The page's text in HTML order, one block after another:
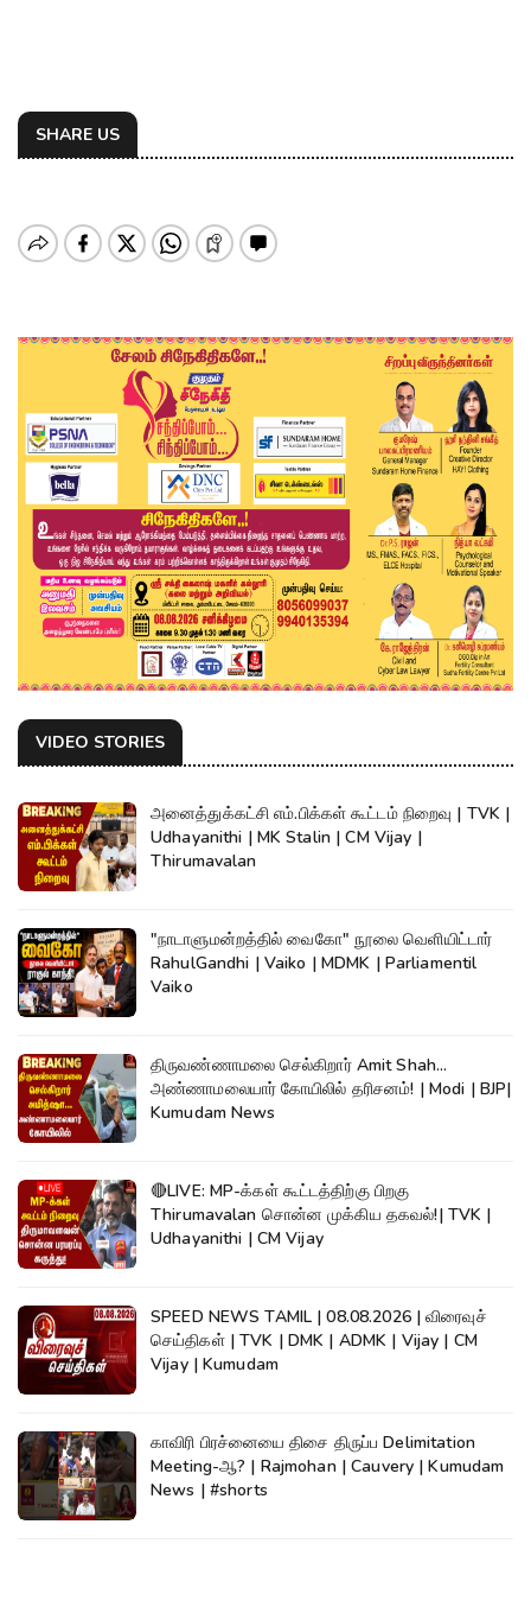
SHARE US
VIDEO STORIES
அனைத்துக்கட்சி எம்.பிக்கள் கூட்டம் நிறைவு | TVK |
Udhayanithi | MK Stalin | CM Vijay |
Thirumavalan
"நாடாளுமன்றத்தில் வைகோ" நூலை வெளியிட்டார்
RahulGandhi | Vaiko | MDMK | Parliamentil
Vaiko
திருவண்ணாமலை செல்கிறார் Amit Shah...
அண்ணாமலையார் கோயிலில் தரிசனம்! | Modi | BJP|
Kumudam News
🔴LIVE: MP-க்கள் கூட்டத்திற்கு பிறகு
Thirumavalan சொன்ன முக்கிய தகவல்!| TVK |
Udhayanithi | CM Vijay
SPEED NEWS TAMIL | 08.08.2026 | விரைவுச்
செய்திகள் | TVK | DMK | ADMK | Vijay | CM
Vijay | Kumudam
காவிரி பிரச்னையை திசை திருப்ப Delimitation
Meeting-ஆ? | Rajmohan | Cauvery | Kumudam
News | #shorts